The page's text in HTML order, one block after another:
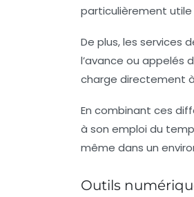
particulièrement utile
De plus, les services
l’avance ou appelés
charge directement
En combinant ces
à son emploi du
même dans un
Outils